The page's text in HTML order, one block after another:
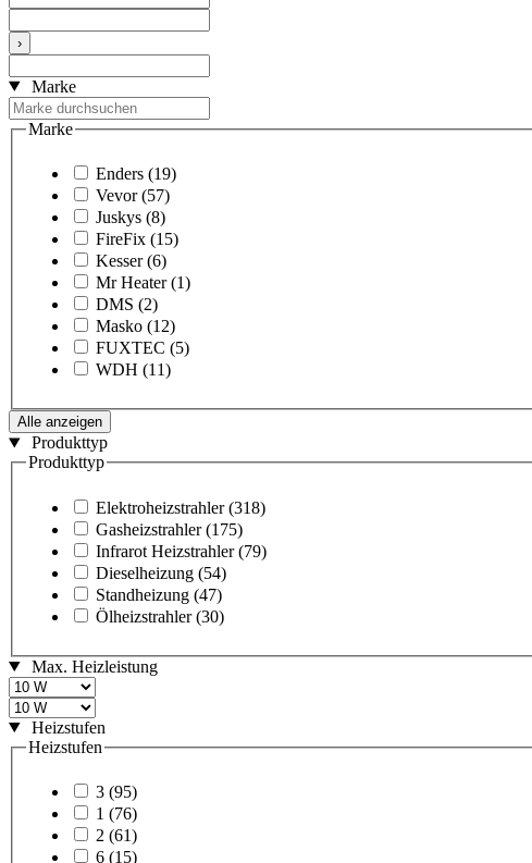
›
Marke
Marke
Enders (19)
Vevor (57)
Juskys (8)
FireFix (15)
Kesser (6)
Mr Heater (1)
DMS (2)
Masko (12)
FUXTEC (5)
WDH (11)
Alle anzeigen
Produkttyp
Produkttyp
Elektroheizstrahler (318)
Gasheizstrahler (175)
Infrarot Heizstrahler (79)
Dieselheizung (54)
Standheizung (47)
Ölheizstrahler (30)
Max. Heizleistung
Heizstufen
Heizstufen
3 (95)
1 (76)
2 (61)
6 (15)